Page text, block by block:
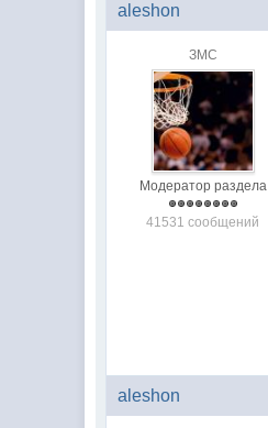
aleshon
ЗМС
Модератор раздела
41531 сообщений
aleshon